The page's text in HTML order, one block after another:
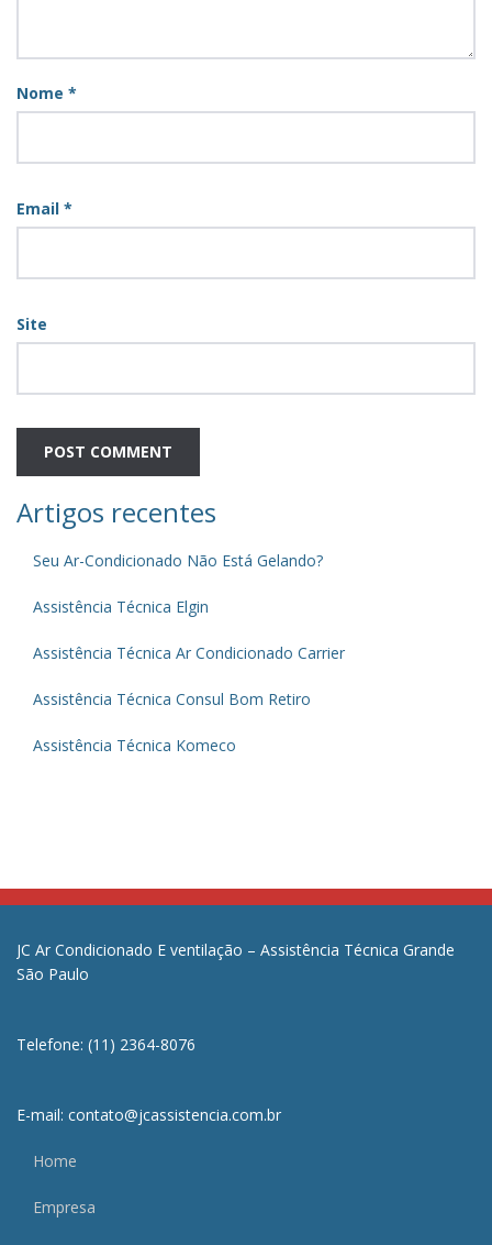
Nome *
Email *
Site
Artigos recentes
Seu Ar-Condicionado Não Está Gelando?
Assistência Técnica Elgin
Assistência Técnica Ar Condicionado Carrier
Assistência Técnica Consul Bom Retiro
Assistência Técnica Komeco
JC Ar Condicionado E ventilação – Assistência Técnica Grande
São Paulo
Telefone: (11) 2364-8076
E-mail: contato@jcassistencia.com.br
Home
Empresa